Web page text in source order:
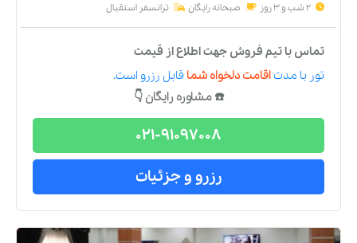
2 شب و 3 روز صبحانه رایگان ترانسفر استقبال
تماس با تیم فروش جهت اطلاع از قیمت
تور با مدتاقامت دلخواه شما قابل رزرو است.
☎️ مشاوره رایگان 👇
021-91097008
رزرو و جزئیات